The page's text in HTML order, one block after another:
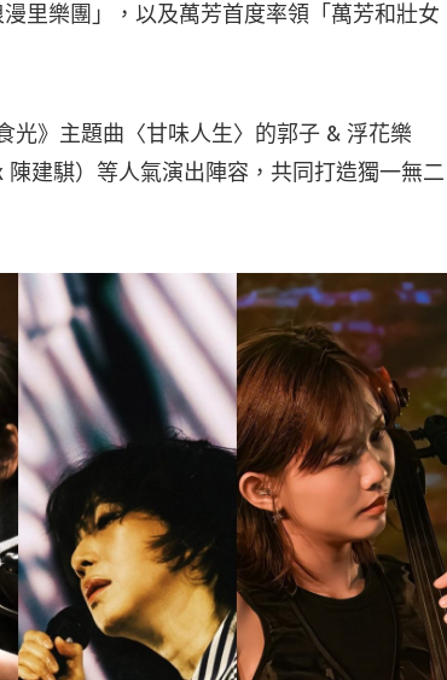
里樂團」，以及萬芳首度率領「萬芳和壯女
光》主題曲〈甘味人生〉的郭子 & 浮花樂
建騏）等人氣演出陣容，共同打造獨一無二